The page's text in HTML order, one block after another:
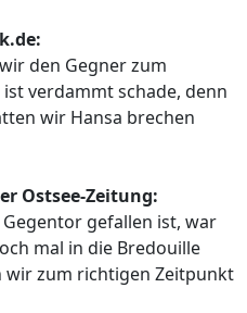
den Gegner zum
verdammt schade, denn
wir Hansa brechen
Ostsee-Zeitung:
gefallen ist, war
mal in die Bredouille
wir zum richtigen Zeitpunkt